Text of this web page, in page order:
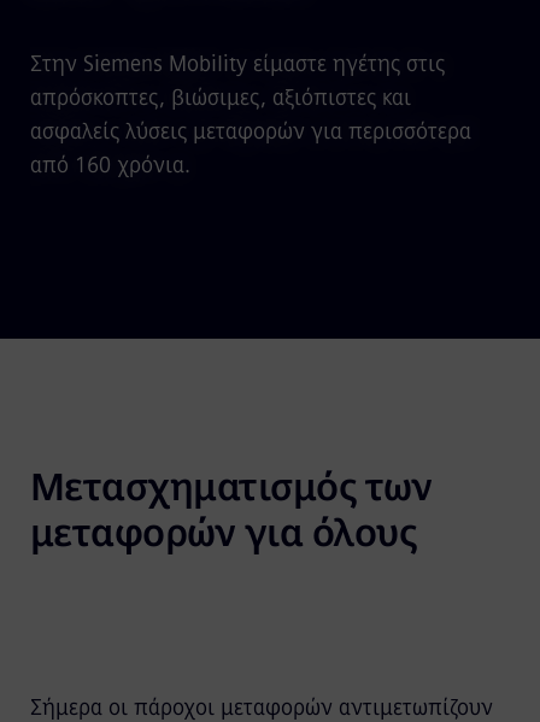
Στην Siemens Mobility είμαστε ηγέτης στις
απρόσκοπτες, βιώσιμες, αξιόπιστες και
ασφαλείς λύσεις μεταφορών για περισσότερα
από 160 χρόνια.
Μετασχηματισμός των
μεταφορών για όλους
Σήμερα οι πάροχοι μεταφορών αντιμετωπίζουν